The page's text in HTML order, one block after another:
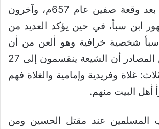
أن التشيع ظهر بعد وقعة صفين عام 657م، وآخرون
ابن سبأ، في حين يؤكد العديد من
سبأ شخصية خرافية وهو ألعن من أن
يُذكر، تذكر بعض المصادر أن الشيعة ينقسمون إلى 27
غلاة وفريدية وإمامية والغلاة فهم
المسلمين عند مقتل الحسين ومن